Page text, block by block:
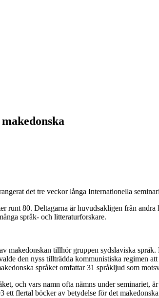
det tre veck­­or långa Inter­na­tio­nella
runt 80. Delta­gar­na är hu­vud­­sakligen från
språk- och litteraturforskare.
makedonskan tillhör gruppen sydslaviska
den nyss till­träd­da kom­mu­nis­tiska regi­men
språket omfattar 31 språk­ljud som
och vars namn ofta nämns under
flertal böcker av betydelse för det